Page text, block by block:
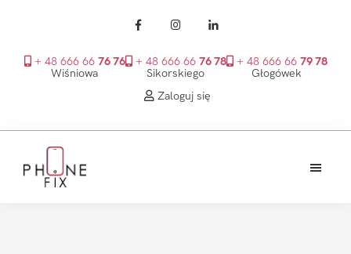
+ 48 666 66 76 76
Wiśniowa
+ 48 666 66 76 78
Sikorskiego
+ 48 666 66 79 78
Głogówek
Zaloguj się
głównego